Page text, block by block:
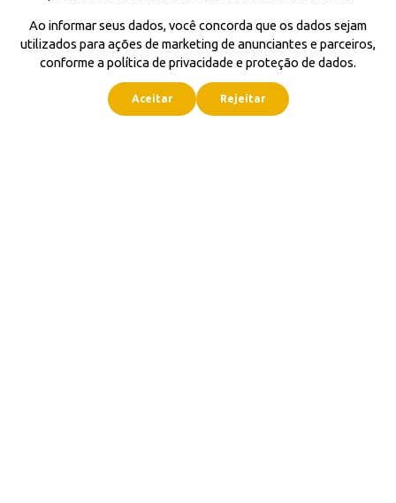
Ao informar seus dados, você concorda que os dados sejam
utilizados para ações de marketing de anunciantes e parceiros,
conforme a política de privacidade e proteção de dados.
Aceitar Rejeitar